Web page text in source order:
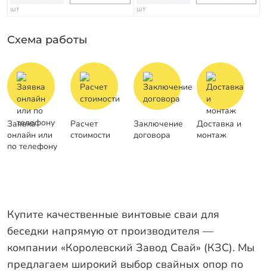
шт шт
Схема работы
Заявка
онлайн или
по телефону
Расчет
стоимости
Заключение
договора
Доставка и
монтаж
Купите качественные винтовые сваи для
беседки напрямую от производителя —
компании «Королевский Завод Свай» (КЗС). Мы
предлагаем широкий выбор свайных опор по